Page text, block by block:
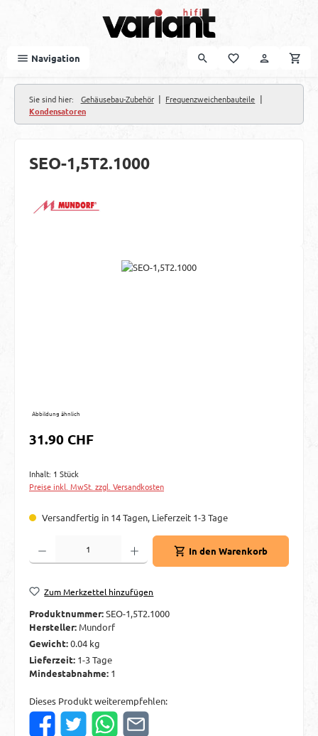
Navigation
Sie sind hier: Gehäusebau-Zubehör | Frequenzweichenbauteile |
Kondensatoren
SEO-1,5T2.1000
Bildergalerie überspringen
Abbildung ähnlich
Regulärer Preis:
31.90 CHF
Inhalt: 1 Stück
Preise inkl. MwSt. zzgl. Versandkosten
Versandfertig in 14 Tagen, Lieferzeit 1-3 Tage
Produkt Anzahl: Gib den gewünschten Wert ein oder benutze die Schaltflächen
In den Warenkorb
Zum Merkzettel hinzufügen
Produktnummer:SEO-1,5T2.1000
Hersteller: Mundorf
Gewicht:0.04 kg
Lieferzeit: 1-3 Tage
Mindestabnahme: 1
Dieses Produkt weiterempfehlen: